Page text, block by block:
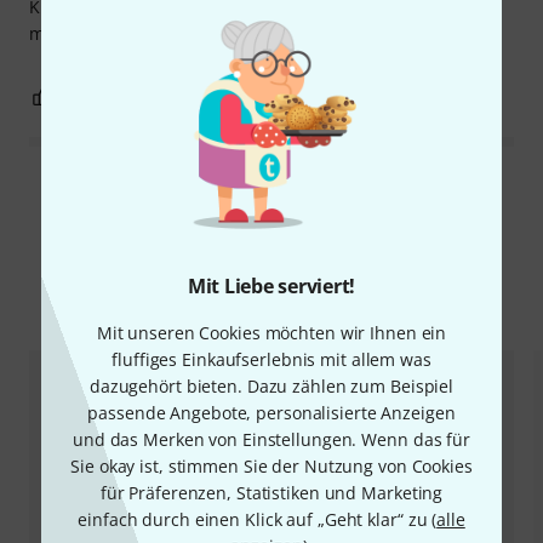
Mit Liebe serviert!
Mit unseren Cookies möchten wir Ihnen ein
fluffiges Einkaufserlebnis mit allem was
dazugehört bieten. Dazu zählen zum Beispiel
passende Angebote, personalisierte Anzeigen
und das Merken von Einstellungen. Wenn das für
Sie okay ist, stimmen Sie der Nutzung von Cookies
für Präferenzen, Statistiken und Marketing
einfach durch einen Klick auf „Geht klar“ zu (alle
Klingt gut mit den anderen Saiten des Satzes und gefällt
mir besser als die A-Saite, die mir eine Spur zu hell klingt.
BEWERTUNG MELDEN
Alle Bewertungen lesen
Alternativen vergleichen